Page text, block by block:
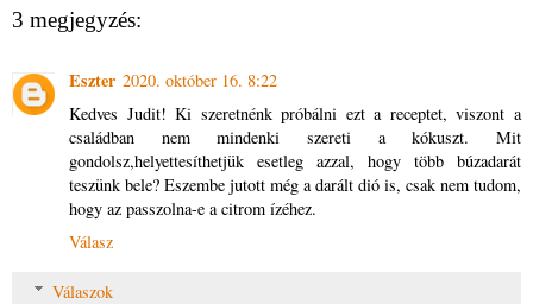
3 megjegyzés:
Eszter 2020. október 16. 8:22
Kedves Judit! Ki szeretnénk próbálni ezt a receptet, viszont a
családban nem mindenki szereti a kókuszt. Mit
gondolsz,helyettesíthetjük esetleg azzal, hogy több búzadarát
teszünk bele? Eszembe jutott még a darált dió is, csak nem tudom,
hogy az passzolna-e a citrom ízéhez.
Válasz
Válaszok